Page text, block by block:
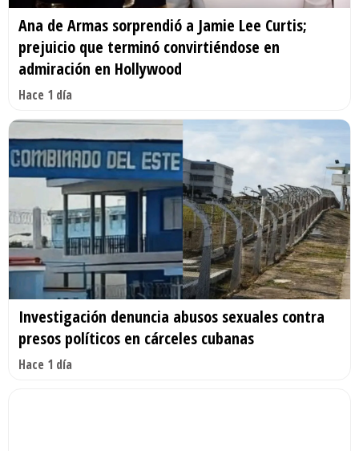
Ana de Armas sorprendió a Jamie Lee Curtis;
prejuicio que terminó convirtiéndose en
admiración en Hollywood
Hace 1 día
Investigación denuncia abusos sexuales contra
presos políticos en cárceles cubanas
Hace 1 día